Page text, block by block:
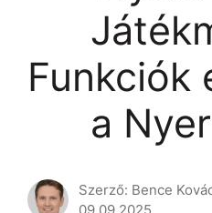
Funkciók
a
Szerző: Bence
09.09.2025